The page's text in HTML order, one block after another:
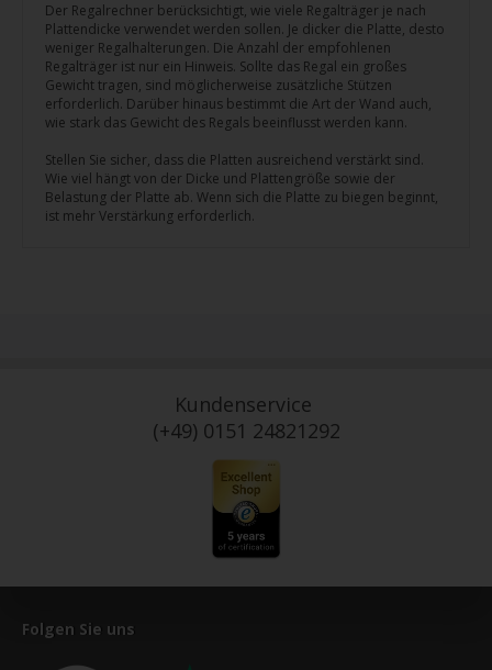
Der Regalrechner berücksichtigt, wie viele Regalträger je nach
Plattendicke verwendet werden sollen. Je dicker die Platte, desto
weniger Regalhalterungen. Die Anzahl der empfohlenen
Regalträger ist nur ein Hinweis. Sollte das Regal ein großes
Gewicht tragen, sind möglicherweise zusätzliche Stützen
erforderlich. Darüber hinaus bestimmt die Art der Wand auch,
wie stark das Gewicht des Regals beeinflusst werden kann.
Stellen Sie sicher, dass die Platten ausreichend verstärkt sind.
Wie viel hängt von der Dicke und Plattengröße sowie der
Belastung der Platte ab. Wenn sich die Platte zu biegen beginnt,
ist mehr Verstärkung erforderlich.
Kundenservice
(+49) 0151 24821292
Folgen Sie uns